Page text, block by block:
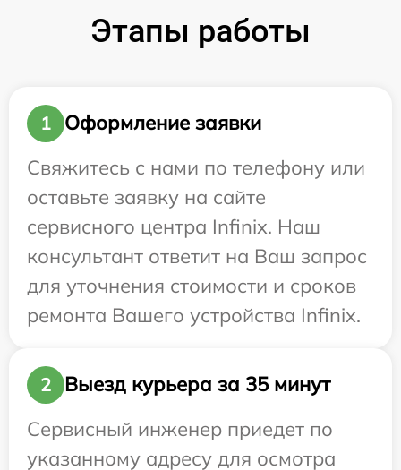
Этапы работы
1
Оформление заявки
Свяжитесь с нами по телефону или
оставьте заявку на сайте
сервисного центра Infinix. Наш
консультант ответит на Ваш запрос
для уточнения стоимости и сроков
ремонта Вашего устройства Infinix.
2
Выезд курьера за 35 минут
Сервисный инженер приедет по
указанному адресу для осмотра